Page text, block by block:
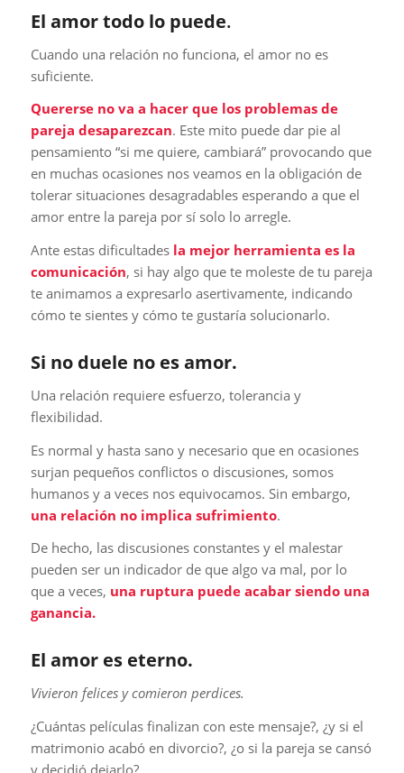
El amor todo lo puede.
Cuando una relación no funciona, el amor no es
suficiente.
Quererse no va a hacer que los problemas de
pareja desaparezcan. Este mito puede dar pie al
pensamiento “si me quiere, cambiará” provocando que
en muchas ocasiones nos veamos en la obligación de
tolerar situaciones desagradables esperando a que el
amor entre la pareja por sí solo lo arregle.
Ante estas dificultadesla mejor herramienta es la
comunicación, si hay algo que te moleste de tu pareja
te animamos a expresarlo asertivamente, indicando
cómo te sientes y cómo te gustaría solucionarlo.
Si no duele no es amor.
Una relación requiere esfuerzo, tolerancia y
flexibilidad.
Es normal y hasta sano y necesario que en ocasiones
surjan pequeños conflictos o discusiones, somos
humanos y a veces nos equivocamos. Sin embargo,
una relación no implica sufrimiento.
De hecho, las discusiones constantes y el malestar
pueden ser un indicador de que algo va mal, por lo
que a veces, una ruptura puede acabar siendo una
ganancia.
El amor es eterno.
Vivieron felices y comieron perdices.
¿Cuántas películas finalizan con este mensaje?, ¿y si el
matrimonio acabó en divorcio?, ¿o si la pareja se cansó
y decidió dejarlo?.